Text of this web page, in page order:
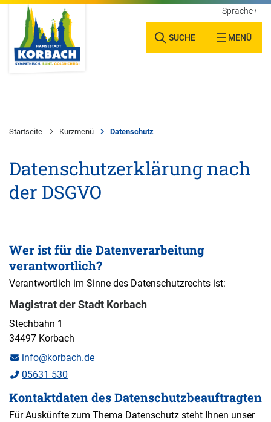
SUCHE MENÜ
Sprache
Startseite Kurzmenü Datenschutz
Datenschutzerklärung nach
der DSGVO
Wer ist für die Datenverarbeitung
verantwortlich?
Verantwortlich im Sinne des Datenschutzrechts ist:
Magistrat der Stadt Korbach
Stechbahn 1
34497 Korbach
info@korbach.de
05631 530
Kontaktdaten des Datenschutzbeauftragten
Für Auskünfte zum Thema Datenschutz steht Ihnen unser